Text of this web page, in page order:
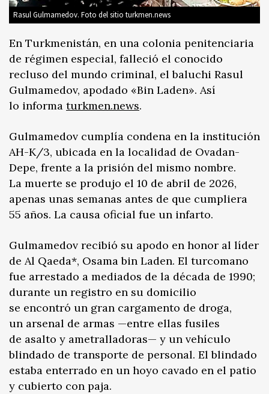
Rasul Gulmamedov. Foto del sitio turkmen.news
En Turkmenistán, en una colonia penitenciaria
de régimen especial, falleció el conocido
recluso del mundo criminal, el baluchi Rasul
Gulmamedov, apodado «Bin Laden». Así
lo informa turkmen.news.
Gulmamedov cumplía condena en la institución
AH-К/3, ubicada en la localidad de Ovadan-
Depe, frente a la prisión del mismo nombre.
La muerte se produjo el 10 de abril de 2026,
apenas unas semanas antes de que cumpliera
55 años. La causa oficial fue un infarto.
Gulmamedov recibió su apodo en honor al líder
de Al Qaeda*, Osama bin Laden. El turcomano
fue arrestado a mediados de la década de 1990;
durante un registro en su domicilio
se encontró un gran cargamento de droga,
un arsenal de armas —entre ellas fusiles
de asalto y ametralladoras— y un vehículo
blindado de transporte de personal. El blindado
estaba enterrado en un hoyo cavado en el patio
y cubierto con paja.